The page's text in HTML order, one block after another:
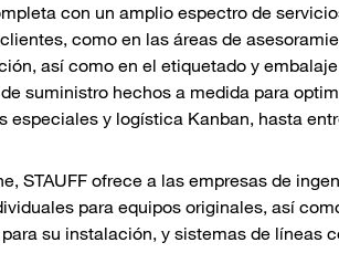
con un amplio espectro de
como en las áreas de
así como en el etiquetado y
suministro hechos a medida para
especiales y logística Kanban, hasta
STAUFF ofrece a las empresas de
para equipos originales, así
su instalación, y sistemas de líneas